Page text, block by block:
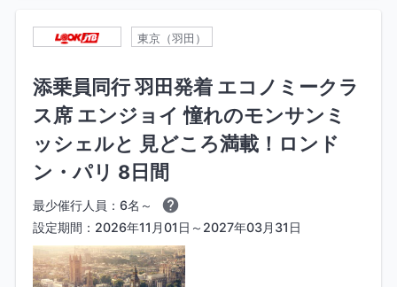
東京（羽田）
添乗員同行 羽田発着 エコノミークラ
ス席 エンジョイ 憧れのモンサンミ
ッシェルと 見どころ満載！ロンド
ン・パリ 8日間
最少催行人員：6名～
設定期間：2026年11月01日～2027年03月31日